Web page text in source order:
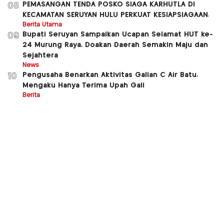
08
PEMASANGAN TENDA POSKO SIAGA KARHUTLA DI
KECAMATAN SERUYAN HULU PERKUAT KESIAPSIAGAAN.
Berita Utama
09
Bupati Seruyan Sampaikan Ucapan Selamat HUT ke-
24 Murung Raya, Doakan Daerah Semakin Maju dan
Sejahtera
News
10
Pengusaha Benarkan Aktivitas Galian C Air Batu,
Mengaku Hanya Terima Upah Gali
Berita